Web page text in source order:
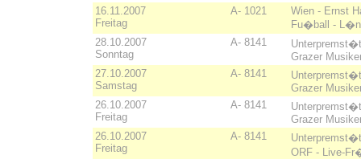
16.11.2007
Freitag
A- 1021
Wien - Ernst
Fu�ball -
28.10.2007
Sonntag
A- 8141
Grazer
27.10.2007
Samstag
A- 8141
Grazer
26.10.2007
Freitag
A- 8141
Grazer
26.10.2007
Freitag
A- 8141
ORF - Live-